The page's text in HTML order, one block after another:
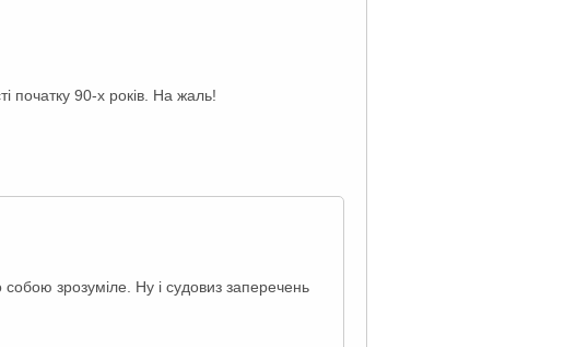
початку 90-х років. На жаль!
зрозуміле. Ну і судовиз заперечень